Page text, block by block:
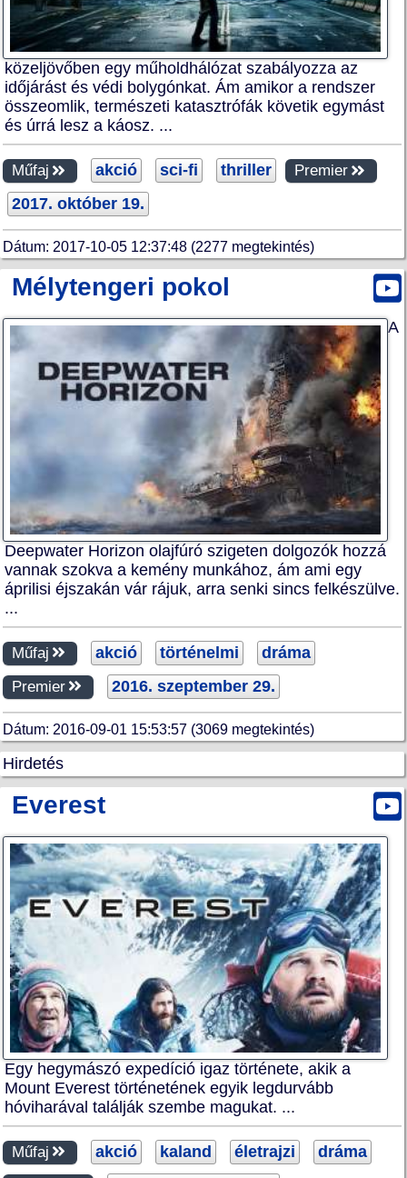
közeljövőben egy műholdhálózat szabályozza az
időjárást és védi bolygónkat. Ám amikor a rendszer
összeomlik, természeti katasztrófák követik egymást
és úrrá lesz a káosz. ...
Műfaj akció sci-fi thriller Premier
2017. október 19.
Dátum: 2017-10-05 12:37:48 (2277 megtekintés)
Mélytengeri pokol
A
Deepwater Horizon olajfúró szigeten dolgozók hozzá
vannak szokva a kemény munkához, ám ami egy
áprilisi éjszakán vár rájuk, arra senki sincs felkészülve.
...
Műfaj akció történelmi dráma
Premier 2016. szeptember 29.
Dátum: 2016-09-01 15:53:57 (3069 megtekintés)
Hirdetés
Everest
Egy hegymászó expedíció igaz története, akik a
Mount Everest történetének egyik legdurvább
hóviharával találják szembe magukat. ...
Műfaj akció kaland életrajzi dráma